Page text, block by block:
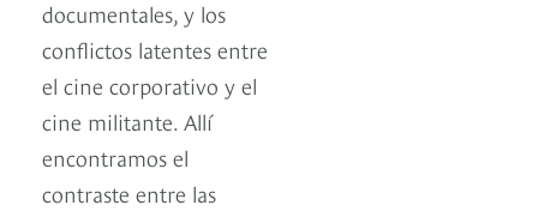
documentales, y los
conflictos latentes entre
el cine corporativo y el
cine militante. Allí
encontramos el
contraste entre las